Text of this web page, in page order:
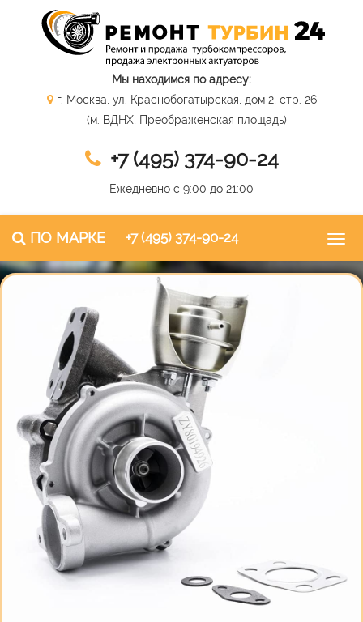
Мы находимся по адресу:
г. Москва, ул. Краснобогатырская, дом 2, стр. 26
(м. ВДНХ, Преображенская площадь)
+7 (495) 374-90-24
Ежедневно с 9:00 до 21:00
ПО МАРКЕ +7 (495) 374-90-24